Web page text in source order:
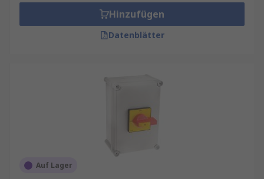
Hinzufügen
Datenblätter
Auf Lager